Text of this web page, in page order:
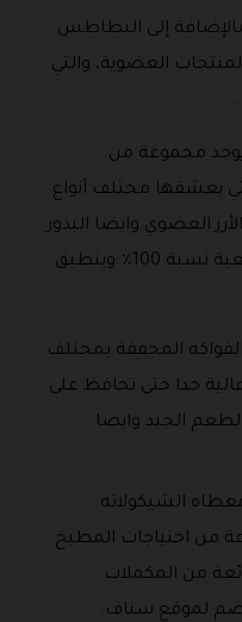
بالإضافة إلى البطاطس
العضوية، والتي
مجموعة من
يعشقها مختلف أنواع
العضوي وايضا البذور
المختلفة وهذه المنتجات طبيعية نسبة 100٪ وينطبق
المجففة بمختلف
جدا حتى تحافظ على
الجيد وايضا
الشيكولاته
من احتياجات المطبخ
من المكملات
لموقع سناف.